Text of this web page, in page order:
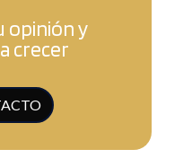
opinión y
crecer